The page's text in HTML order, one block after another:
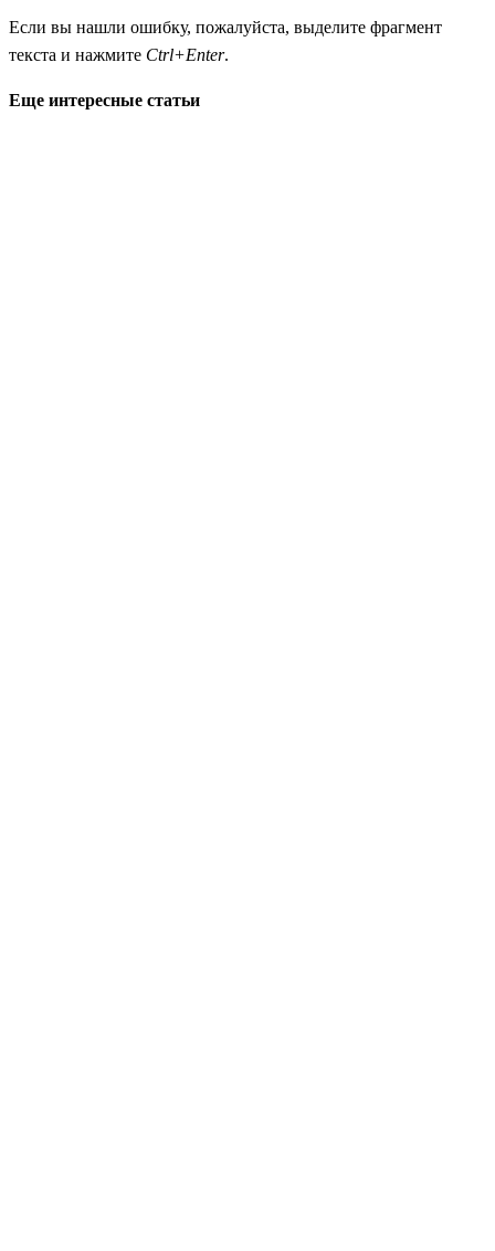
Если вы нашли ошибку, пожалуйста, выделите фрагмент
текста и нажмите Ctrl+Enter.
Еще интересные статьи